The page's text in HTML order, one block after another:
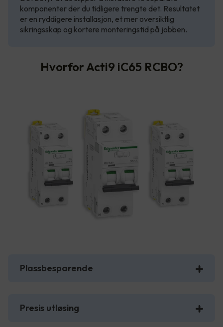
komponenter der du tidligere trengte det. Resultatet
er en ryddigere installasjon, et mer oversiktlig
sikringsskap og kortere monteringstid på jobben.
Hvorfor Acti9 iC65 RCBO?
Plassbesparende
Presis utløsing